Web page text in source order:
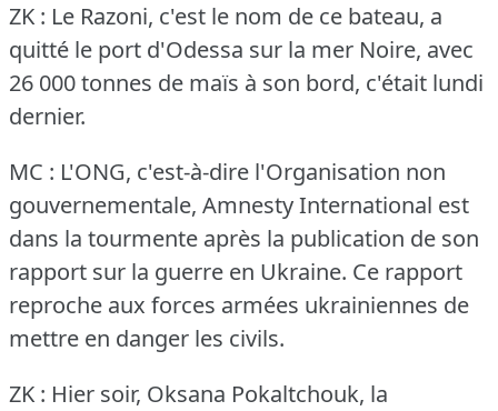
ZK : Le Razoni, c'est le nom de ce bateau, a
quitté le port d'Odessa sur la mer Noire, avec
26 000 tonnes de maïs à son bord, c'était lundi
dernier.
MC : L'ONG, c'est-à-dire l'Organisation non
gouvernementale, Amnesty International est
dans la tourmente après la publication de son
rapport sur la guerre en Ukraine. Ce rapport
reproche aux forces armées ukrainiennes de
mettre en danger les civils.
ZK : Hier soir, Oksana Pokaltchouk, la